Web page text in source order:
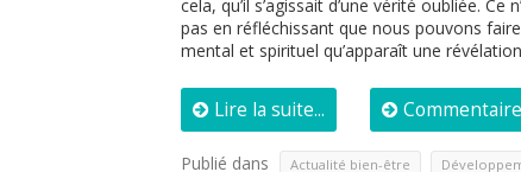
cela, qu’il s’agissait d’une vérité oubliée.
pas en réfléchissant que nous pouvons
mental et spirituel qu’apparaît une
Lire la suite...
Publié dans Actualité bien-être